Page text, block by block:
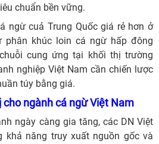
chuẩn bền vững.
ngừ cuả Trung Quốc giá rẻ hơn ở
phân khúc loin cá ngừ hấp đông
cung ứng tại khối thị trường
nghiệp Việt Nam cần chiến lược
túy bằng giá.
cho ngành cá ngừ Việt Nam
ngày càng gia tăng, các DN Việt
khả năng truy xuất nguồn gốc và